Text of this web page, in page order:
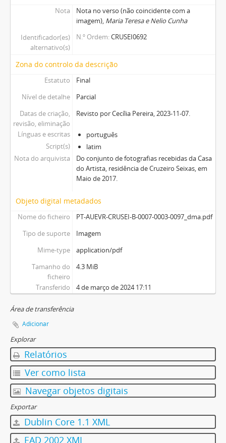
Nota
Nota no verso (não coincidente com a
imagem), Maria Teresa e Nelio Cunha
Identificador(es)
alternativo(s)
N.º Ordem CRUSEI0692
Zona do controlo da descrição
Estatuto
Final
Nível de detalhe
Parcial
Datas de criação,
revisão, eliminação
Revisto por Cecília Pereira, 2023-11-07.
Línguas e escritas
português
Script(s)
latim
Nota do arquivista
Do conjunto de fotografias recebidas da Casa
do Artista, residência de Cruzeiro Seixas, em
Maio de 2017.
Objeto digital metadados
Nome do ficheiro
PT-AUEVR-CRUSEI-B-0007-0003-0097_dma.pdf
Tipo de suporte
Imagem
Mime-type
application/pdf
Tamanho do
ficheiro
4.3 MiB
Transferido 4 de março de 2024 17:11
Área de transferência
Adicionar
Explorar
Relatórios
Ver como lista
Navegar objetos digitais
Exportar
Dublin Core 1.1 XML
EAD 2002 XML